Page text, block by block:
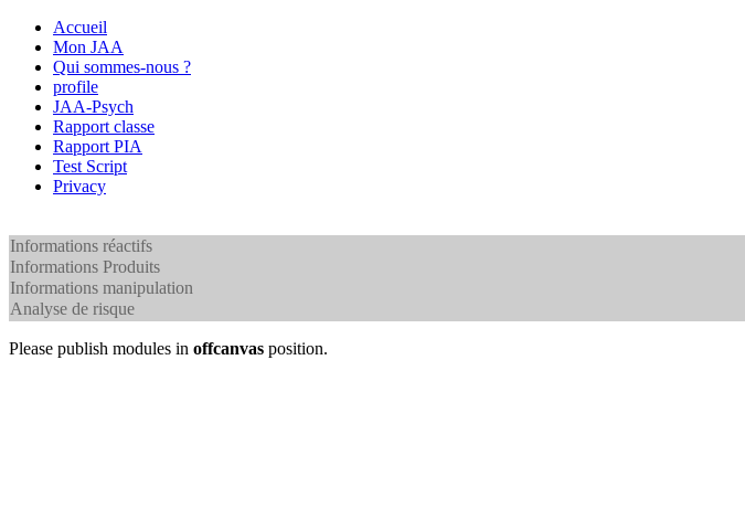
Accueil
Mon JAA
Qui sommes-nous ?
profile
JAA-Psych
Rapport classe
Rapport PIA
Test Script
Privacy
Informations réactifs
Informations Produits
Informations manipulation
Analyse de risque
Please publish modules in offcanvas position.